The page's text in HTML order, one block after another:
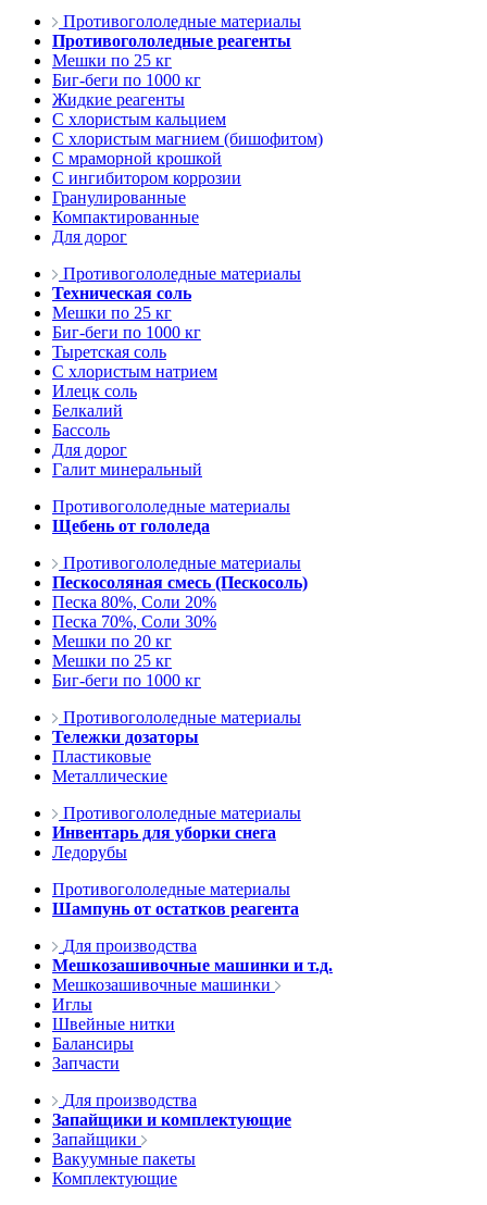
Противогололедные материалы
Противогололедные реагенты
Мешки по 25 кг
Биг-беги по 1000 кг
Жидкие реагенты
С хлористым кальцием
С хлористым магнием (бишофитом)
С мраморной крошкой
С ингибитором коррозии
Гранулированные
Компактированные
Для дорог
Противогололедные материалы
Техническая соль
Мешки по 25 кг
Биг-беги по 1000 кг
Тыретская соль
С хлористым натрием
Илецк соль
Белкалий
Бассоль
Для дорог
Галит минеральный
Противогололедные материалы
Щебень от гололеда
Противогололедные материалы
Пескосоляная смесь (Пескосоль)
Песка 80%, Соли 20%
Песка 70%, Соли 30%
Мешки по 20 кг
Мешки по 25 кг
Биг-беги по 1000 кг
Противогололедные материалы
Тележки дозаторы
Пластиковые
Металлические
Противогололедные материалы
Инвентарь для уборки снега
Ледорубы
Противогололедные материалы
Шампунь от остатков реагента
Для производства
Мешкозашивочные машинки и т.д.
Мешкозашивочные машинки
Иглы
Швейные нитки
Балансиры
Запчасти
Для производства
Запайщики и комплектующие
Запайщики
Вакуумные пакеты
Комплектующие